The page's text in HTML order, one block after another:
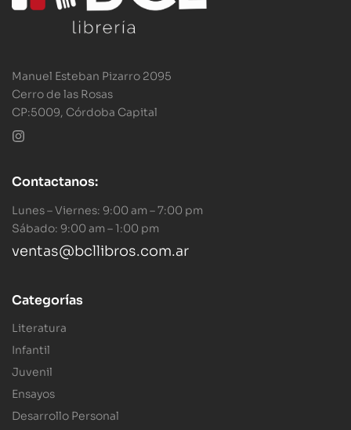
Manuel Esteban Pizarro 2095
Cerro de las Rosas
CP:5009, Córdoba Capital
Contactanos:
Lunes – Viernes: 9:00 am – 7:00 pm
Sábado: 9:00 am – 1:00 pm
ventas@bcllibros.com.ar
Categorías
Literatura
Infantil
Juvenil
Ensayos
Desarrollo Personal